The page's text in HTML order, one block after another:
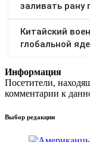
Информация
Посетители,
комментарии к
Выбор редакции